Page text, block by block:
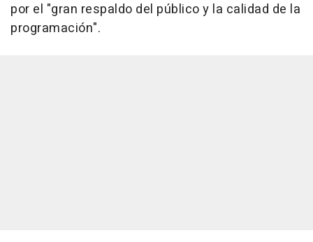
por el "gran respaldo del público y la calidad de la
programación".